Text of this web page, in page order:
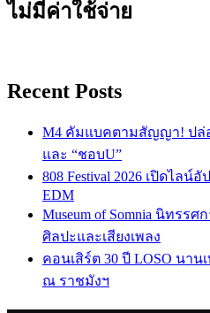
ไม่มีค่าใช้จ่าย
Recent Posts
M4 คัมแบคตามสัญญา! ปล่อ
และ “ชอบU”
808 Festival 2026 เปิดไล
EDM
Museum of Somnia นิทรร
ศิลปะและเสียงเพลง
คอนเสิร์ต 30 ปี LOSO นา
ณ ราชมังฯ